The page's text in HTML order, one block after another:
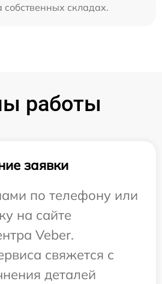
складах.
работы
заявки
по телефону или
на сайте
Veber.
свяжется с
деталей